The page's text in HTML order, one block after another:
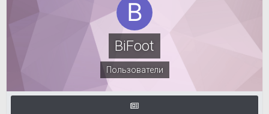
BiFoot
Пользователи